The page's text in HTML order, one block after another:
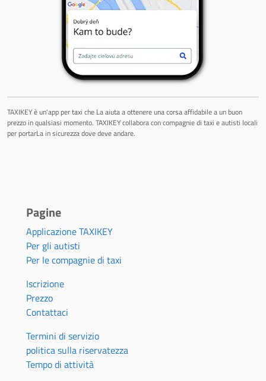
TAXIKEY è un'app per taxi che La aiuta a ottenere una corsa affidabile a un buon
prezzo in qualsiasi momento. TAXIKEY collabora con compagnie di taxi e autisti locali
per portarLa in sicurezza dove deve andare.
Pagine
Applicazione TAXIKEY
Per gli autisti
Per le compagnie di taxi
Iscrizione
Prezzo
Contattaci
Termini di servizio
politica sulla riservatezza
Tempo di attività